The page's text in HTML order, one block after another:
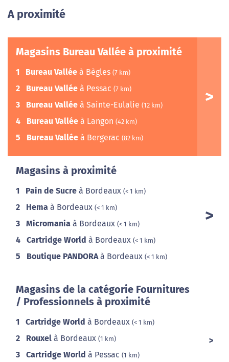
A proximité
Magasins Bureau Vallée à proximité
1 Bureau Vallée à Bègles (7 km)
2 Bureau Vallée à Pessac (7 km)
3 Bureau Vallée à Sainte-Eulalie (12 km)
4 Bureau Vallée à Langon (42 km)
5 Bureau Vallée à Bergerac (82 km)
Magasins à proximité
1 Pain de Sucre à Bordeaux (< 1 km)
2 Hema à Bordeaux (< 1 km)
3 Micromania à Bordeaux (< 1 km)
4 Cartridge World à Bordeaux (< 1 km)
5 Boutique PANDORAà Bordeaux (< 1 km)
Magasins de la catégorie Fournitures
/ Professionnels à proximité
1 Cartridge World à Bordeaux (< 1 km)
2 Rouxel à Bordeaux (1 km)
3 Cartridge World à Pessac (1 km)